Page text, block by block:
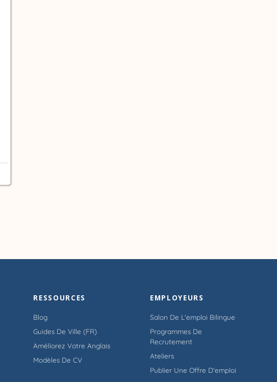
RESSOURCES
Blog
Guides De Ville (FR)
Améliorez Votre Anglais
Modèles De CV
EMPLOYEURS
Salon De L'emploi Bilingue
Programmes De
Recrutement
Ateliers
Publier Une Offre D'emploi